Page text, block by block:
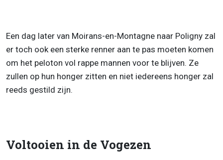
Een dag later van Moirans-en-Montagne naar Poligny zal
er toch ook een sterke renner aan te pas moeten komen
om het peloton vol rappe mannen voor te blijven. Ze
zullen op hun honger zitten en niet iedereens honger zal
reeds gestild zijn.
Voltooien in de Vogezen